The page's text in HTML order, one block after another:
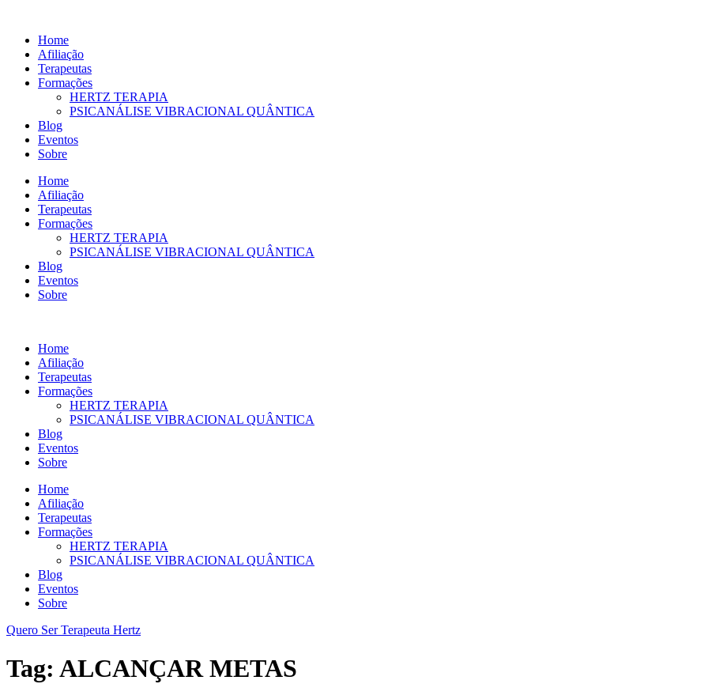
conteúdo
Home
Afiliação
Terapeutas
Formações
HERTZ TERAPIA
PSICANÁLISE VIBRACIONAL QUÂNTICA
Blog
Eventos
Sobre
Home
Afiliação
Terapeutas
Formações
HERTZ TERAPIA
PSICANÁLISE VIBRACIONAL QUÂNTICA
Blog
Eventos
Sobre
Home
Afiliação
Terapeutas
Formações
HERTZ TERAPIA
PSICANÁLISE VIBRACIONAL QUÂNTICA
Blog
Eventos
Sobre
Home
Afiliação
Terapeutas
Formações
HERTZ TERAPIA
PSICANÁLISE VIBRACIONAL QUÂNTICA
Blog
Eventos
Sobre
Quero Ser Terapeuta Hertz
Tag: ALCANÇAR METAS